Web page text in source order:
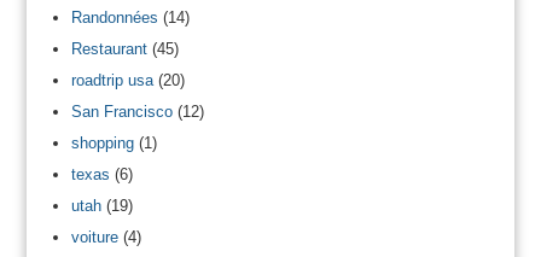
Randonnées (14)
Restaurant(45)
roadtrip usa(20)
San Francisco(12)
shopping(1)
texas (6)
utah(19)
voiture(4)